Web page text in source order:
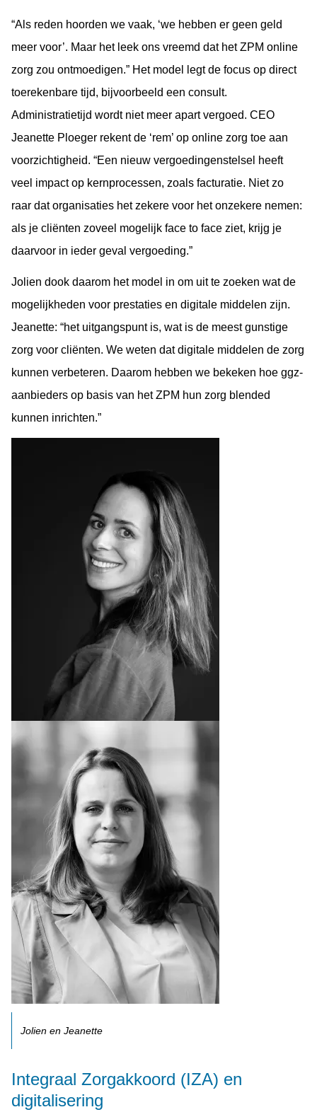
“Als reden hoorden we vaak, ‘we hebben er geen geld
meer voor’. Maar het leek ons vreemd dat het ZPM online
zorg zou ontmoedigen.” Het model legt de focus op direct
toerekenbare tijd, bijvoorbeeld een consult.
Administratietijd wordt niet meer apart vergoed. CEO
Jeanette Ploeger rekent de ‘rem’ op online zorg toe aan
voorzichtigheid. “Een nieuw vergoedingenstelsel heeft
veel impact op kernprocessen, zoals facturatie. Niet zo
raar dat organisaties het zekere voor het onzekere nemen:
als je cliënten zoveel mogelijk face to face ziet, krijg je
daarvoor in ieder geval vergoeding.”
Jolien dook daarom het model in om uit te zoeken wat de
mogelijkheden voor prestaties en digitale middelen zijn.
Jeanette: “het uitgangspunt is, wat is de meest gunstige
zorg voor cliënten. We weten dat digitale middelen de zorg
kunnen verbeteren. Daarom hebben we bekeken hoe ggz-
aanbieders op basis van het ZPM hun zorg blended
kunnen inrichten.”
Jolien en Jeanette
Integraal Zorgakkoord (IZA) en
digitalisering